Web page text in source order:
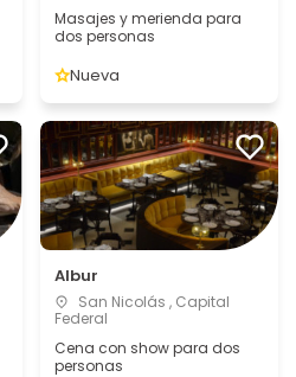
Masajes y merienda para
dos personas
Nueva
Albur
San Nicolás , Capital
Federal
Cena con show para dos
personas